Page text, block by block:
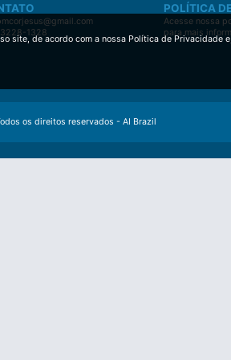
1328
POLÍTICA
Acesse nossa
para mais
os direitos reservados - AI Brazil
site, de acordo com a nossa Política de Privacidade